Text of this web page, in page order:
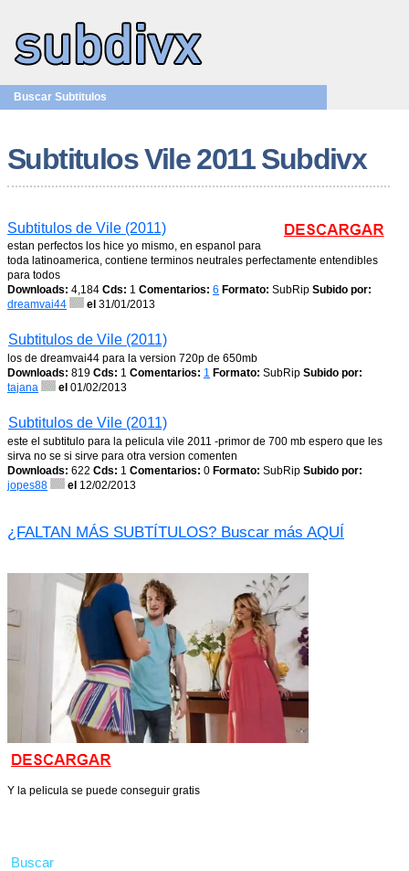
Buscar Subtitulos
Subtitulos Vile 2011 Subdivx
Subtitulos de Vile (2011)
estan perfectos los hice yo mismo, en espanol para
toda latinoamerica, contiene terminos neutrales perfectamente entendibles
para todos
Downloads: 4,184 Cds: 1 Comentarios: 6 Formato: SubRip Subido por:
dreamvai44
el 31/01/2013
Subtitulos de Vile (2011)
los de dreamvai44 para la version 720p de 650mb
Downloads: 819 Cds: 1 Comentarios: 1 Formato: SubRip Subido por:
tajana
el 01/02/2013
Subtitulos de Vile (2011)
este el subtitulo para la pelicula vile 2011 -primor de 700 mb espero que les
sirva no se si sirve para otra version comenten
Downloads: 622 Cds: 1 Comentarios: 0 Formato: SubRip Subido por:
jopes88
el 12/02/2013
¿FALTAN MÁS SUBTÍTULOS? Buscar más AQUÍ
Y la pelicula se puede conseguir gratis
Buscar